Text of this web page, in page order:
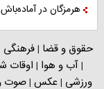
هرمزگان در
حقوق و قضا |فرهنگی
|آب و هوا | اوقات
ورزشی |عکس |صوت